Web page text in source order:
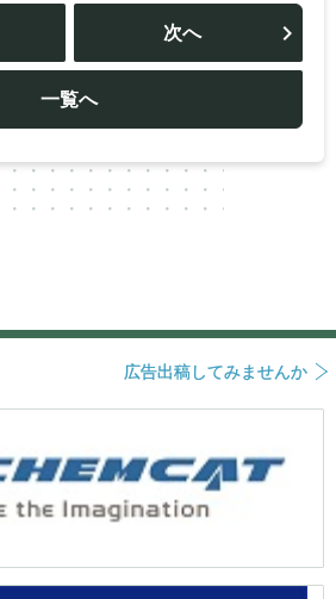
投
ビ
ー
シ
ョ
一覧へ
次へ
広告出稿してみませんか